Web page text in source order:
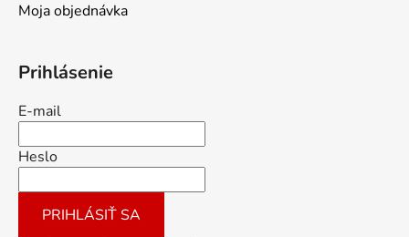
Moja objednávka
Prihlásenie
E-mail
Heslo
PRIHLÁSIŤ SA